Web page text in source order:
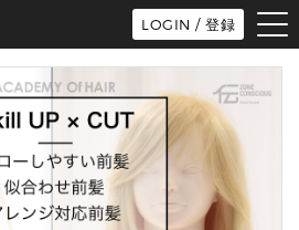
LOGIN / 登録